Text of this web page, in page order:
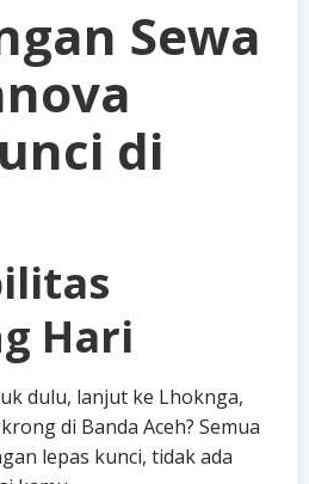
Sewa
di
Hari
dulu, lanjut ke Lhoknga,
di Banda Aceh? Semua
lepas kunci, tidak ada